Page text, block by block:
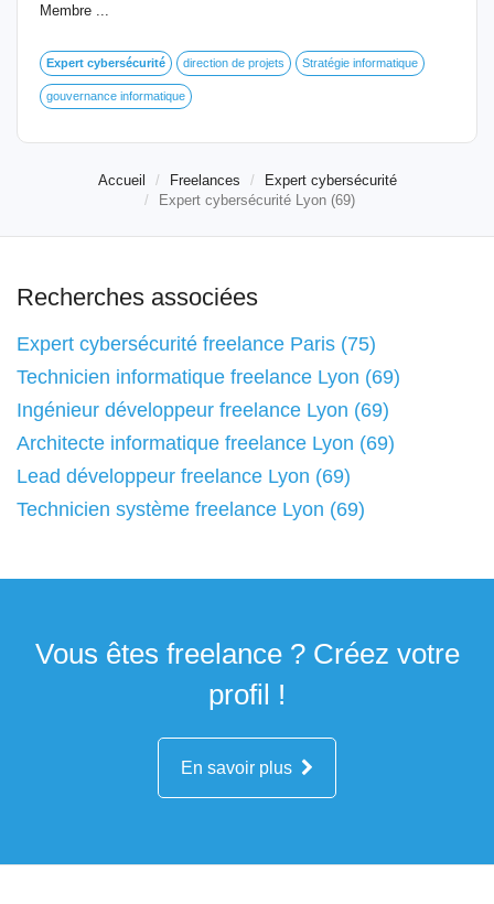
Membre ...
Expert cybersécurité direction de projets Stratégie informatique
gouvernance informatique
Accueil Freelances
Expert cybersécurité
Expert cybersécurité Lyon (69)
Recherches associées
Expert cybersécurité freelance Paris (75)
Technicien informatique freelance Lyon (69)
Ingénieur développeur freelance Lyon (69)
Architecte informatique freelance Lyon (69)
Lead développeur freelance Lyon (69)
Technicien système freelance Lyon (69)
Vous êtes freelance ? Créez votre
profil !
En savoir plus